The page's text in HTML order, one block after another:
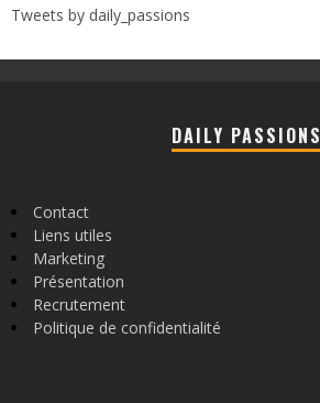
Tweets by daily_passions
DAILY PASSIONS
Contact
Liens utiles
Marketing
Présentation
Recrutement
Politique de confidentialité